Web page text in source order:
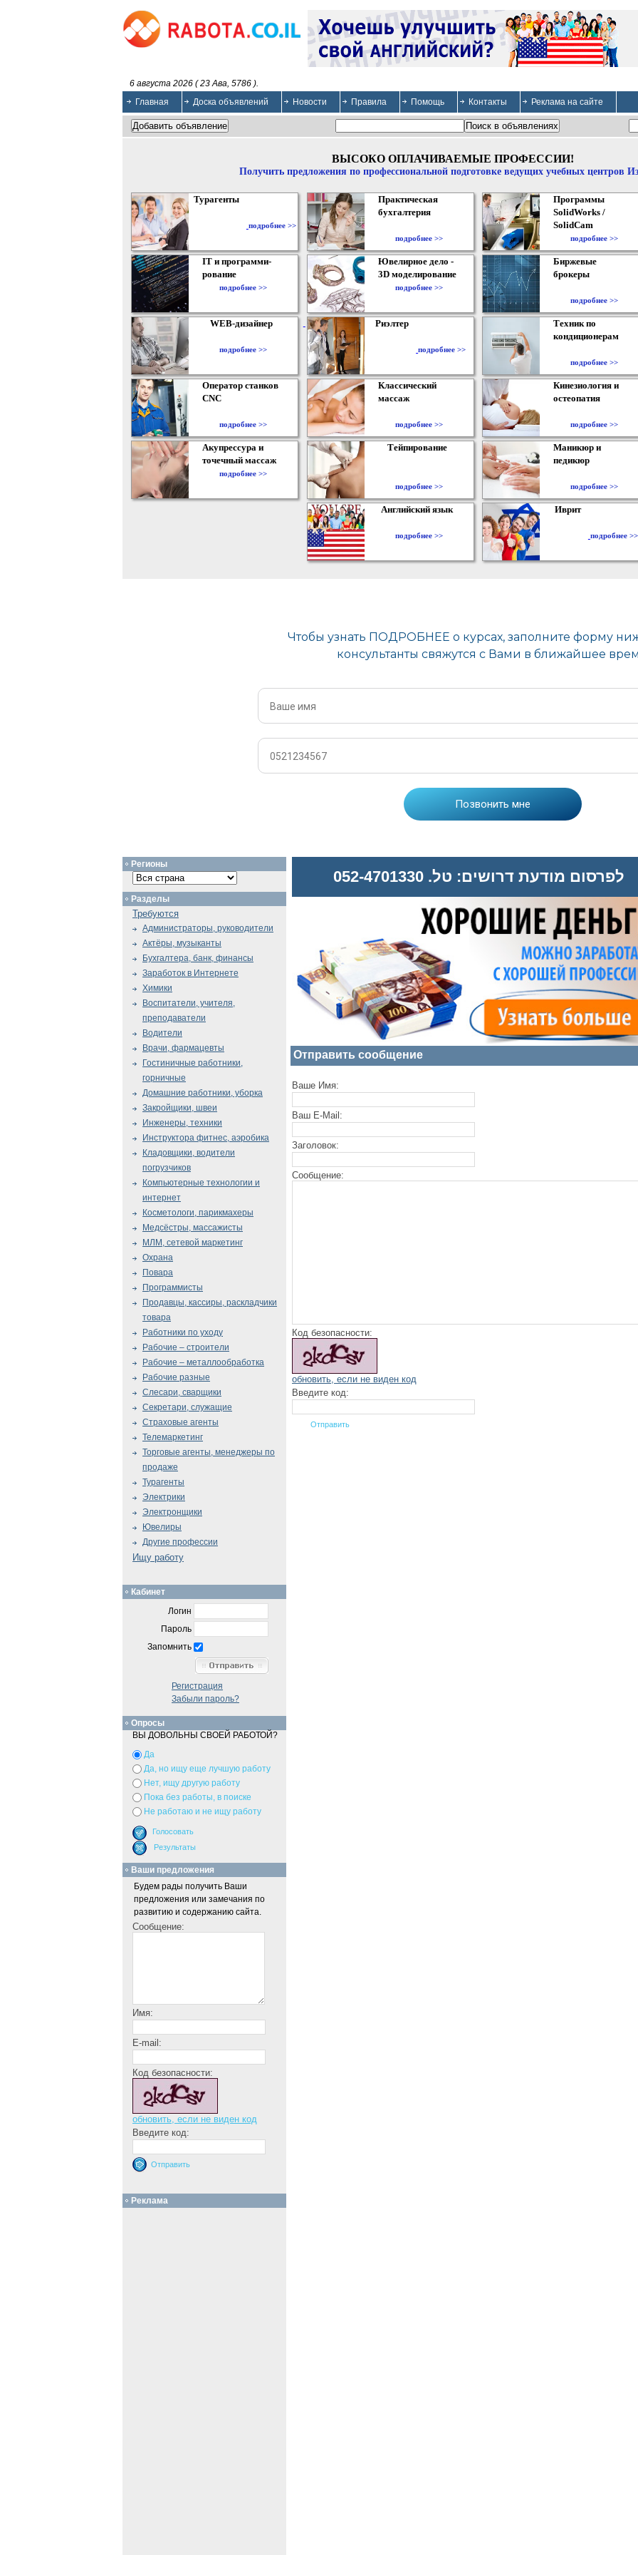
6 августа 2026 ( 23 Ава, 5786 ).
Главная
Доска объявлений Новости Правила Помощь Контакты Реклама на сайте
ВЫСОКО ОПЛАЧИВАЕМЫЕ ПРОФЕССИИ!
Получить предложения по профессиональной подготовке ведущих учебных центров
Турагенты
подробнее >>
Практическая
бухгалтерия
подробнее >>
Программы
SolidWorks /
SolidCam
подробнее >>
IT и программи-
рование
подробнее >>
Ювелирное дело -
3D моделирование
подробнее >>
Биржевые
брокеры
подробнее >>
WEB-дизайнер
подробнее >>
Риэлтер
подробнее >>
Техник по
кондиционерам
подробнее >>
Оператор станков
CNC
подробнее >>
Классический
массаж
подробнее >>
Кинезиология и
остеопатия
подробнее >>
Акупрессура и
точечный массаж
подробнее >>
Тейпирование
подробнее >>
Маникюр и
педикюр
подробнее >>
Английский язык
подробнее >>
Иврит
подробнее >>
לפרסום מודעת דרושים: טל. 052-4701330
Отправить сообщение
Ваше Имя:
Ваш E-Mail:
Заголовок:
Сообщение:
Код безопасности:
обновить, если не виден код
Введите код:
Регионы
Разделы
Требуются
Администраторы, руководители
Актёры, музыканты
Бухгалтера, банк, финансы
Заработок в Интернете
Химики
Воспитатели, учителя,
преподаватели
Водители
Врачи, фармацевты
Гостиничные работники,
горничные
Домашние работники, уборка
Закройщики, швеи
Инженеры, техники
Инструктора фитнес, аэробика
Кладовщики, водители
погрузчиков
Компьютерные технологии и
интернет
Косметологи, парикмахеры
Медсёстры, массажисты
МЛМ, сетевой маркетинг
Охрана
Повара
Программисты
Продавцы, кассиры, раскладчики
товара
Работники по уходу
Рабочие – строители
Рабочие – металлообработка
Рабочие разные
Слесари, сварщики
Секретари, служащие
Страховые агенты
Телемаркетинг
Торговые агенты, менеджеры по
продаже
Турагенты
Электрики
Электронщики
Ювелиры
Другие профессии
Ищу работу
Кабинет
Логин
Пароль
Запомнить
Регистрация
Забыли пароль?
Опросы
ВЫ ДОВОЛЬНЫ СВОЕЙ РАБОТОЙ?
Да
Да, но ищу еще лучшую работу
Нет, ищу другую работу
Пока без работы, в поиске
Не работаю и не ищу работу
Ваши предложения
Будем рады получить Ваши
предложения или замечания по
развитию и содержанию сайта.
Сообщение:
Имя:
E-mail:
Код безопасности:
обновить, если не виден код
Введите код:
Реклама